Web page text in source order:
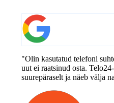
"Olin kasutatud telefoni
uut ei raatsinud osta.
suurepäraselt ja näeb välja